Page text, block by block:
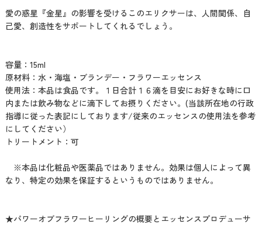
愛の惑星『金星』の影響を受けるこのエリクサーは、人間関係、自
己愛、創造性をサポートしてくれるでしょう。
容量：15ml
原材料：水・海塩・ブランデー・フラワーエッセンス
使用法：本品は食品です。１日合計１６滴を目安にお好きな時に口
内または飲み物などに滴下してお摂りください。(当該所在地の行政
指導に従った表記にしております/従来のエッセンスの使用法を参考
にしてください）
トリートメント：可
※本品は化粧品や医薬品ではありません。効果は個人によって異
なり、特定の効果を保証するというものではありません。
★パワーオブフラワーヒーリングの概要とエッセンスプロデューサ